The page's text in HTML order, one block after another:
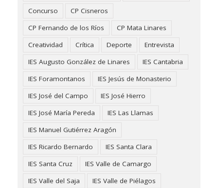
Concurso
CP Cisneros
CP Fernando de los Ríos
CP Mata Linares
Creatividad
Crítica Deporte
Entrevista
IES Augusto González de Linares
IES Cantabria
IES Foramontanos
IES Jesús de Monasterio
IES José del Campo
IES José Hierro
IES José María Pereda
IES Las Llamas
IES Manuel Gutiérrez Aragón
IES Ricardo Bernardo
IES Santa Clara
IES Santa Cruz
IES Valle de Camargo
IES Valle del Saja
IES Valle de Piélagos